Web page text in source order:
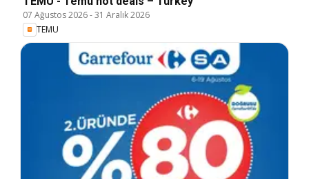
07 Ağustos 2026-31 Aralık 2026
TEMU